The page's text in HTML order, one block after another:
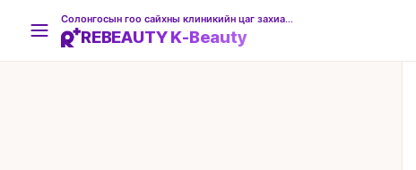
REBEAUTY K-Beauty